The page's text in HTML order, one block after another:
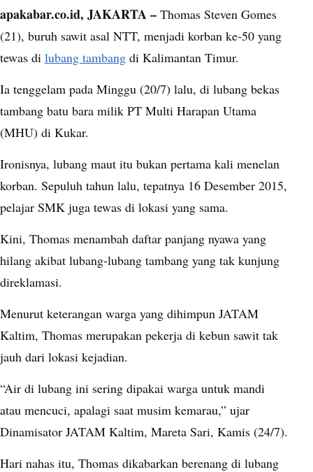
apakabar.co.id, JAKARTA – Thomas Steven Gomes
(21), buruh sawit asal NTT, menjadi korban ke-50 yang
tewas di lubang tambang di Kalimantan Timur.
Ia tenggelam pada Minggu (20/7) lalu, di lubang bekas
tambang batu bara milik PT Multi Harapan Utama
(MHU) di Kukar.
Ironisnya, lubang maut itu bukan pertama kali menelan
korban. Sepuluh tahun lalu, tepatnya 16 Desember 2015,
pelajar SMK juga tewas di lokasi yang sama.
Kini, Thomas menambah daftar panjang nyawa yang
hilang akibat lubang-lubang tambang yang tak kunjung
direklamasi.
Menurut keterangan warga yang dihimpun JATAM
Kaltim, Thomas merupakan pekerja di kebun sawit tak
jauh dari lokasi kejadian.
“Air di lubang ini sering dipakai warga untuk mandi
atau mencuci, apalagi saat musim kemarau,” ujar
Dinamisator JATAM Kaltim, Mareta Sari, Kamis (24/7).
Hari nahas itu, Thomas dikabarkan berenang di lubang